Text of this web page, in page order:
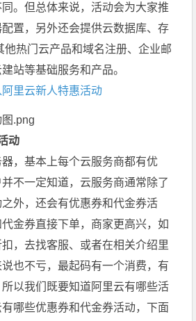
。但总体来说，活动会为大家推
置，另外还会提供云数据库、存
他热门云产品和域名注册、企业邮
站等基础服务和产品。
阿里云新人特惠活动
.png
动
，基本上每个云服务商都有优
不一定知道，云服务商通常除了
外，还会有优惠券和代金券活
金券直接下单，商家更高兴，如
，去找客服、或者在相关介绍里
也不亏，最起码有一个消费，有
以我们既要知道阿里云有哪些活
哪些优惠券和代金券活动，下面